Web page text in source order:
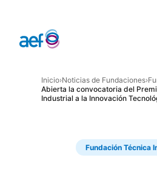
Inicio›Noticias de Fundaciones›
Abierta la convocatoria del
Industrial a la Innovación
Fundación Técnica